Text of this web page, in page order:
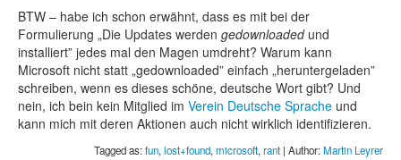
BTW – habe ich schon erwähnt, dass es mit bei der
Formulierung „Die Updates werden gedownloadedund
installiert” jedes mal den Magen umdreht? Warum kann
Microsoft nicht statt „gedownloaded” einfach „heruntergeladen”
schreiben, wenn es dieses schöne, deutsche Wort gibt? Und
nein, ich bein kein Mitglied im Verein Deutsche Sprache und
kann mich mit deren Aktionen auch nicht wirklich identifizieren.
Tagged as:fun,lost+found,microsoft,rant | Author:Martin Leyrer